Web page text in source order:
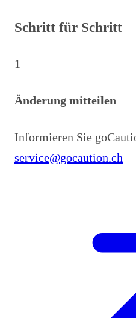
Schritt für Schritt
1
Änderung mitteilen
Informieren Sie
service@gocaution.ch